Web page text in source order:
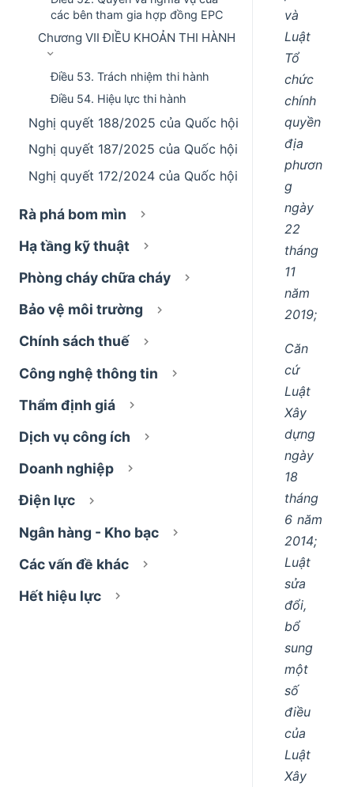
các bên tham gia hợp đồng EPC
Chương VII ĐIỀU KHOẢN THI HÀNH
Điều 53. Trách nhiệm thi hành
Điều 54. Hiệu lực thi hành
Nghị quyết 188/2025 của Quốc hội
Nghị quyết 187/2025 của Quốc hội
Nghị quyết 172/2024 của Quốc hội
Rà phá bom mìn
Hạ tầng kỹ thuật
Phòng cháy chữa cháy
Bảo vệ môi trường
Chính sách thuế
Công nghệ thông tin
Thẩm định giá
Dịch vụ công ích
Doanh nghiệp
Điện lực
Ngân hàng - Kho bạc
Các vấn đề khác
Hết hiệu lực
và
Luật
Tổ
chức
chính
quyền
địa
phươn
g
ngày
22
tháng
11
năm
2019;
Căn
cứ
Luật
Xây
dựng
ngày
18
tháng
6 năm
2014;
Luật
sửa
đổi,
bổ
sung
một
số
điều
của
Luật
Xây